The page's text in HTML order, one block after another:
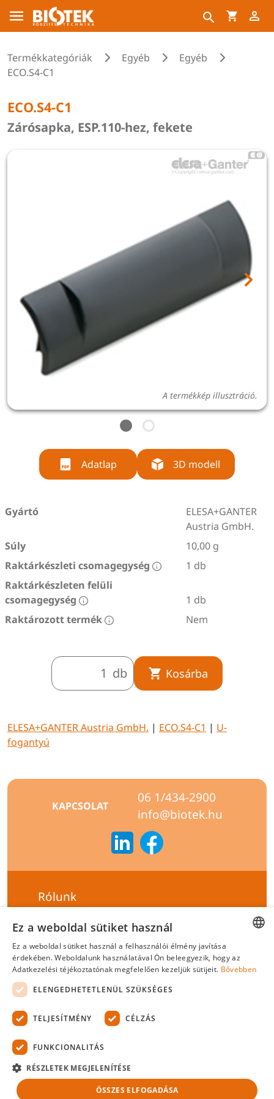
Termékkategóriák Egyéb
Egyéb
ECO.S4-C1
ECO.S4-C1
Zárósapka, ESP.110-hez, fekete
A termékkép illusztráció.
Adatlap 3D modell
Gyártó
ELESA+GANTER
Austria GmbH.
Súly
10,00 g
Raktárkészleti csomagegység
1 db
Raktárkészleten felüli
csomagegység
1 db
Raktározott termék
Nem
db Kosárba
ELESA+GANTER Austria GmbH. | ECO.S4-C1 | U-
fogantyú
KAPCSOLAT
06 1/434-2900
info@biotek.hu
Rólunk
Hírlevél feliratkozás
Általános szerződési feltételek
Adatvédelmi tájékoztató
Felelősségvállalási nyilatkozat
Tanúsítványok
2026 Minden jog fenntartva.
ENGLISH
Ez a weboldal sütiket használ
Ez a weboldal sütiket használ a felhasználói élmény javítása
érdekében. Weboldalunk használatával Ön beleegyezik, hogy az
Adatkezelési téjékoztatónak megfelelően kezeljük sütijeit. Bővebben
ELENGEDHETETLENÜL SZÜKSÉGES
TELJESÍTMÉNY CÉLZÁS
FUNKCIONALITÁS
RÉSZLETEK MEGJELENÍTÉSE
ÖSSZES ELFOGADÁSA